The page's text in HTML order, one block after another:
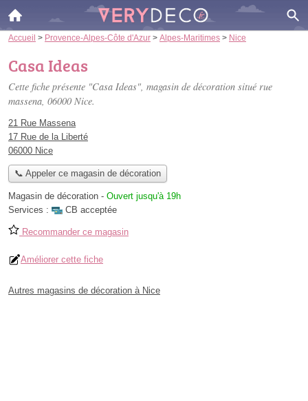
Accueil > Provence-Alpes-Côte d'Azur > Alpes-Maritimes > Nice
Casa Ideas
Cette fiche présente "Casa Ideas", magasin de décoration situé rue
massena, 06000 Nice.
21 Rue Massena
17 Rue de la Liberté
06000 Nice
📞 Appeler ce magasin de décoration
Magasin de décoration - Ouvert jusqu'à 19h
Services :
CB acceptée
Recommander ce magasin
Améliorer cette fiche
Autres magasins de décoration à Nice